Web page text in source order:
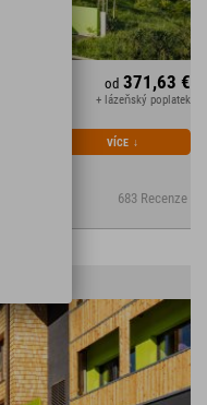
•
v
683 Recenze
od 371,63 €
+ lázeňský poplatek
VÍCE ↓